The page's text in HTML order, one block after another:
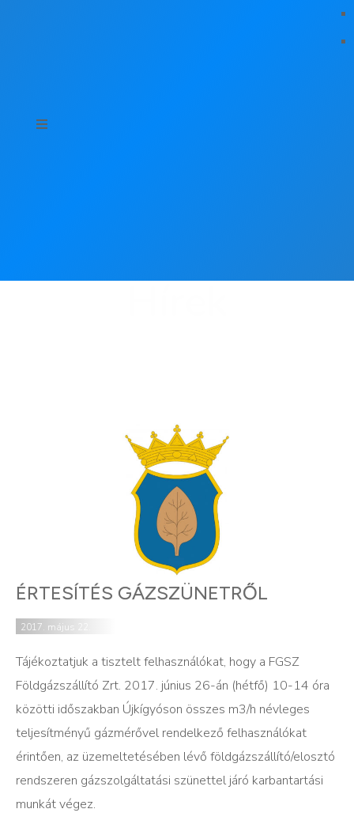
ÉRTESÍTÉS GÁZSZÜNETRŐL
2017. május 22.
Tájékoztatjuk a tisztelt felhasználókat, hogy a FGSZ
Földgázszállító Zrt. 2017. június 26-án (hétfő) 10-14 óra
közötti időszakban Újkígyóson összes m3/h névleges
teljesítményű gázmérővel rendelkező felhasználókat
érintően, az üzemeltetésében lévő földgázszállító/elosztó
rendszeren gázszolgáltatási szünettel járó karbantartási
munkát végez.